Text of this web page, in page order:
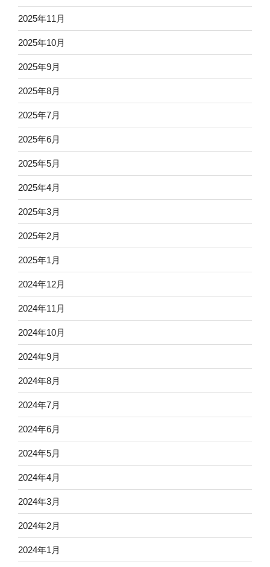
2025年11月
2025年10月
2025年9月
2025年8月
2025年7月
2025年6月
2025年5月
2025年4月
2025年3月
2025年2月
2025年1月
2024年12月
2024年11月
2024年10月
2024年9月
2024年8月
2024年7月
2024年6月
2024年5月
2024年4月
2024年3月
2024年2月
2024年1月